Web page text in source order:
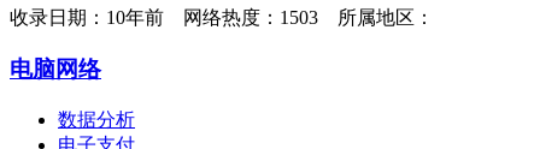
收录日期： 10年前 网络热度：1503 所属地区：
电脑网络
数据分析
电子支付